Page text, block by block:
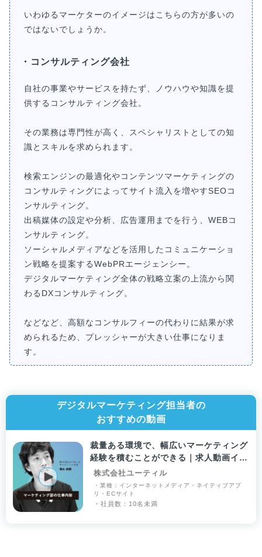
いわゆるマーケターのイメージはこちらの方が多いの
ではないでしょうか。
・コンサルティング会社
自社の事業やサービスを持たず、ノウハウや知識を提
供するコンサルティング会社。
その業務は専門性が高く、スペシャリストとしての知
識とスキルを求められます。
検索エンジンの最適化やコンテンツマーケティングの
コンサルティングによってサイト流入を増やすSEOコ
ンサルティング。
出稿媒体の設定や分析、広告運用までを行う、WEBコ
ンサルティング。
ソーシャルメディアなどを活用したコミュニケーショ
ン戦略を提案するWebPRエージェンシー。
デジタルマーケティング全体の戦略立案の上流から関
わるDXコンサルティング。
などなど、高額なコンサルフィーの代わりに結果が求
められるため、プレッシャーが大きい仕事になりま
す。
デジタルマーケティング担当者の
おすすめの動画
裁量ある環境で、幅広いマーケティング
経験を積むことができる｜求人動画イン
タビュー
株式会社ユーティル
・業種：インターネットメディア・ネイティブアプ
リ・ECサイト
・社員数：10名未満